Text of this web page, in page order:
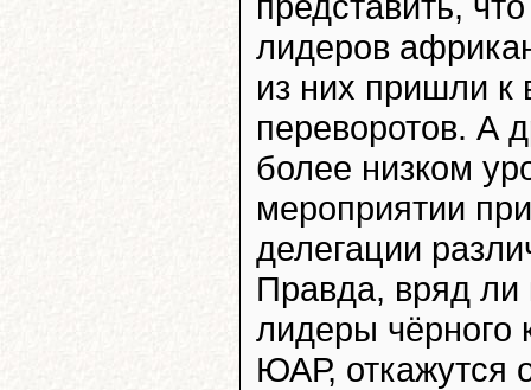
лидеров
из них пришли к
переворотов. А
более низком
мероприятии
делегации
Правда, вряд ли
лидеры чёрного
ЮАР, откажутся